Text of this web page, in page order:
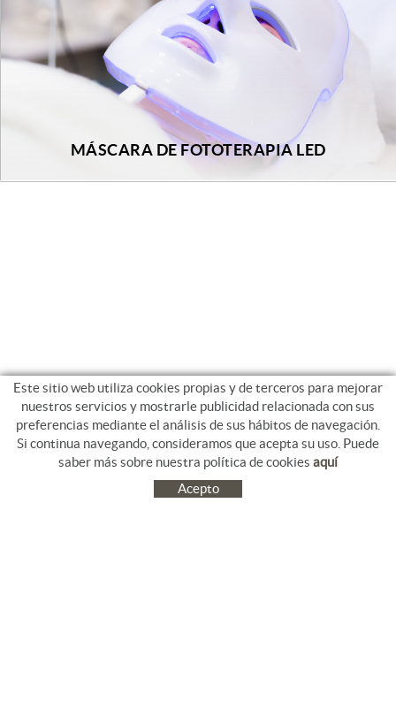
MÁSCARA DE FOTOTERAPIA LED
Este sitio web utiliza cookies propias y de terceros para mejorar
nuestros servicios y mostrarle publicidad relacionada con sus
preferencias mediante el análisis de sus hábitos de navegación.
Si continua navegando, consideramos que acepta su uso. Puede
saber más sobre nuestra política de cookies aquí
Acepto